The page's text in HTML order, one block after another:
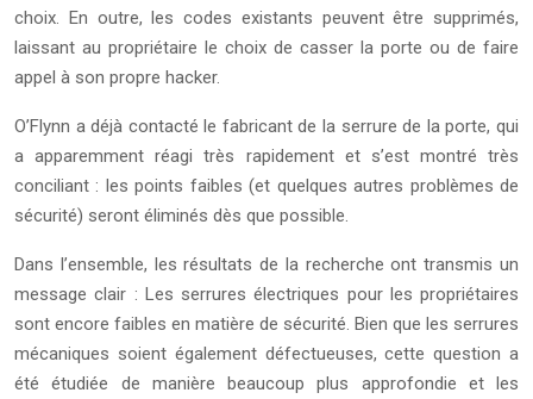
choix. En outre, les codes existants peuvent être supprimés,
laissant au propriétaire le choix de casser la porte ou de faire
appel à son propre hacker.
O’Flynn a déjà contacté le fabricant de la serrure de la porte, qui
a apparemment réagi très rapidement et s’est montré très
conciliant : les points faibles (et quelques autres problèmes de
sécurité) seront éliminés dès que possible.
Dans l’ensemble, les résultats de la recherche ont transmis un
message clair : Les serrures électriques pour les propriétaires
sont encore faibles en matière de sécurité. Bien que les serrures
mécaniques soient également défectueuses, cette question a
été étudiée de manière beaucoup plus approfondie et les